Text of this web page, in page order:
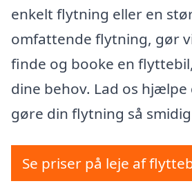
enkelt flytning eller en
omfattende flytning, gør
finde og booke en
dine behov. Lad os hjælpe
gøre din flytning så
Se priser på leje af